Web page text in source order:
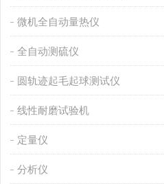
微机全自动量热仪
全自动测硫仪
圆轨迹起毛起球测试仪
线性耐磨试验机
定量仪
分析仪